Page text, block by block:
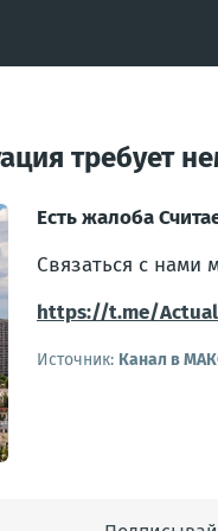
требует
Есть жалоба
Связаться с нами
https://t.me/
Источник: Канал в